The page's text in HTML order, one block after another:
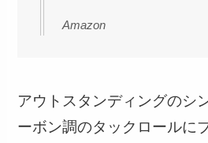
Amazon
アウトスタンディングのシ
ーボン調のタックロールに